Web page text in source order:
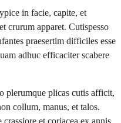
in facie, capite, et
crurum apparet. Cutispesso
praesertim difficiles esse
adhuc efficaciter scabere
plerumque plicas cutis afficit,
collum, manus, et talos.
et coriacea ex annis